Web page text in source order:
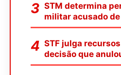
STM determina
militar acusado
STF julga
decisão que